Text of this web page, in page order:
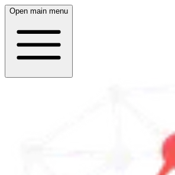
Open main menu